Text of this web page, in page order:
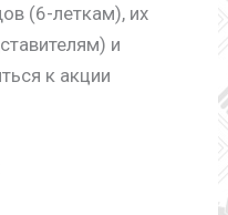
(6-леткам), их
и
к акции